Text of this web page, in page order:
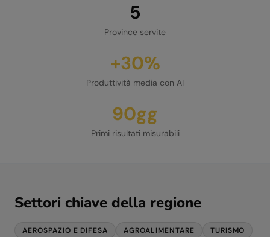
5
Province servite
+30%
Produttività media con AI
90gg
Primi risultati misurabili
Settori chiave della regione
AEROSPAZIO E DIFESA AGROALIMENTARE
TURISMO